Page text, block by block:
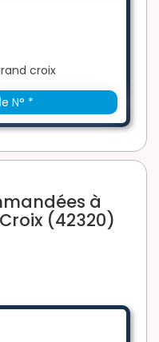
croix
N° *
à
(42320)